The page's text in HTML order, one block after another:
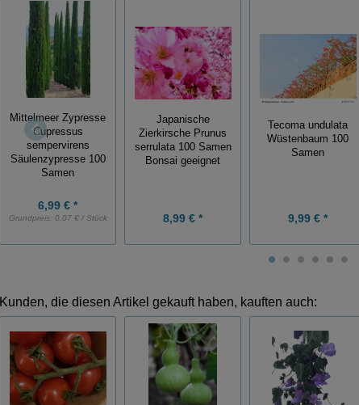
Mittelmeer Zypresse
Cupressus
sempervirens
Säulenzypresse 100
Samen
6,99 € *
Grundpreis: 0,07 € / Stück
Japanische
Zierkirsche Prunus
serrulata 100 Samen
Bonsai geeignet
8,99 € *
Tecoma undulata
Wüstenbaum 100
Samen
9,99 € *
Kunden, die diesen Artikel gekauft haben, kauften auch: